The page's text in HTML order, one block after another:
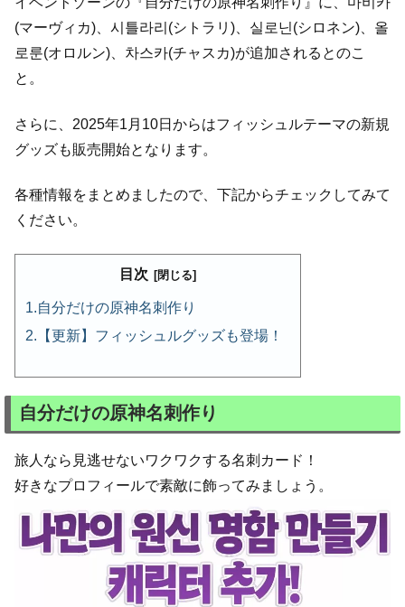
(マーヴィカ)、시틀라리(シトラリ)、실로닌(シロネン)、올
로룬(オロルン)、차스카(チャスカ)が追加されるとのこ
と。
さらに、2025年1月10日からはフィッシュルテーマの新規
グッズも販売開始となります。
各種情報をまとめましたので、下記からチェックしてみて
ください。
目次
自分だけの原神名刺作り
【更新】フィッシュルグッズも登場！
自分だけの原神名刺作り
旅人なら見逃せないワクワクする名刺カード！
好きなプロフィールで素敵に飾ってみましょう。